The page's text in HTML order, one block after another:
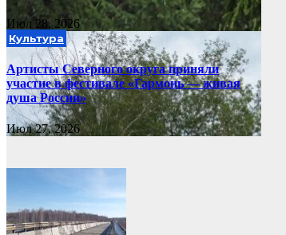
Июл 28, 2026
Культура
Артисты Северного округа приняли
участие в фестивале «Гармонь — живая
душа России»
Июл 27, 2026